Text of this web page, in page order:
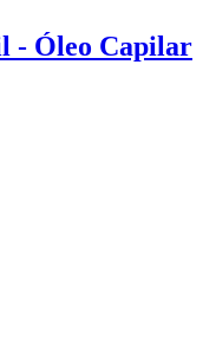
- Óleo Capilar